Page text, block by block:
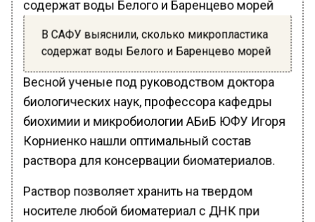
В САФУ выяснили, сколько микропластика
содержат воды Белого и Баренцево морей
Весной ученые под руководством доктора
биологических наук, профессора кафедры
биохимии и микробиологии АБиБ ЮФУ Игоря
Корниенко нашли оптимальный состав
раствора для консервации биоматериалов.
Раствор позволяет хранить на твердом
носителе любой биоматериал с ДНК при